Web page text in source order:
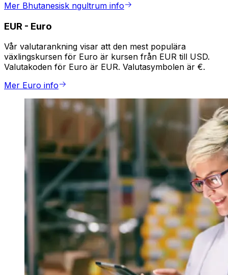
Mer Bhutanesisk ngultrum info
EUR - Euro
Vår valutarankning visar att den mest populära
växlingskursen för Euro är kursen från EUR till USD.
Valutakoden för Euro är EUR. Valutasymbolen är €.
Mer Euro info